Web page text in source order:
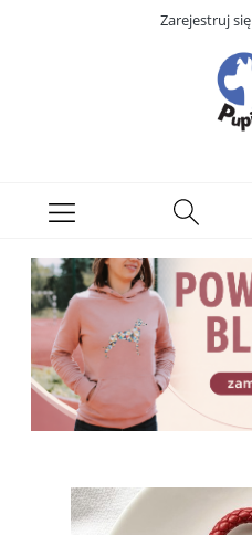
Zarejestruj się